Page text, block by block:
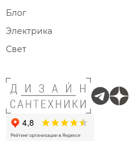
Блог
Электрика
Свет